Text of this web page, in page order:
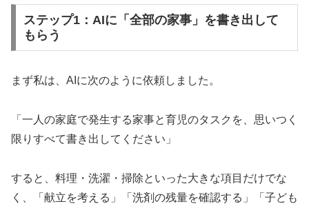
ステップ1：AIに「全部の家事」を書き出して
もらう
まず私は、AIに次のように依頼しました。
「一人の家庭で発生する家事と育児のタスクを、思いつく
限りすべて書き出してください」
すると、料理・洗濯・掃除といった大きな項目だけでな
く、「献立を考える」「洗剤の残量を確認する」「子ども